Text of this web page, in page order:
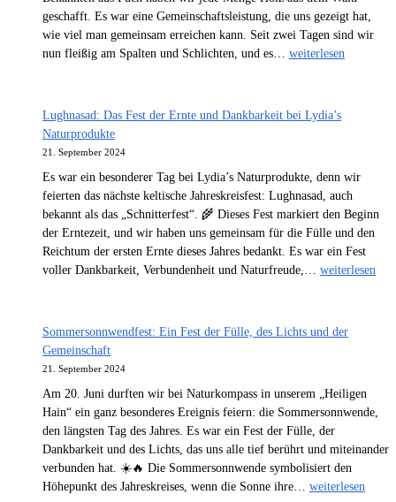
geschafft. Es war eine Gemeinschaftsleistung, die uns gezeigt hat,
wie viel man gemeinsam erreichen kann. Seit zwei Tagen sind wir
nun fleißig am Spalten und Schlichten, und es… Holzarbeit,
eine
reiche
Blick
auf
die
letzten
Tage
bei
weiterlesen
Lughnasad: Das Fest der Ernte und Dankbarkeit bei Lydia’s
Naturprodukte
21. September 2024
Es war ein besonderer Tag bei Lydia’s Naturprodukte, denn wir
feierten das nächste keltische Jahreskreisfest: Lughnasad, auch
bekannt als das „Schnitterfest“. 🌾 Dieses Fest markiert den Beginn
der Erntezeit, und wir haben uns gemeinsam für die Fülle und den
Reichtum der ersten Ernte dieses Jahres bedankt. Es war ein Fest
voller Dankbarkeit, Verbundenheit und Naturfreude,… Lughnasad:
der
bei
Lydia’s
Naturprodukte
weiterlesen
Sommersonnwendfest: Ein Fest der Fülle, des Lichts und der
Gemeinschaft
21. September 2024
Am 20. Juni durften wir bei Naturkompass in unserem „Heiligen
Hain“ ein ganz besonderes Ereignis feiern: die Sommersonnwende,
den längsten Tag des Jahres. Es war ein Fest der Fülle, der
Dankbarkeit und des Lichts, das uns alle tief berührt und miteinander
verbunden hat. ☀️🔥 Die Sommersonnwende symbolisiert den
Höhepunkt des Jahreskreises, wenn die Sonne ihre… weiterlesen